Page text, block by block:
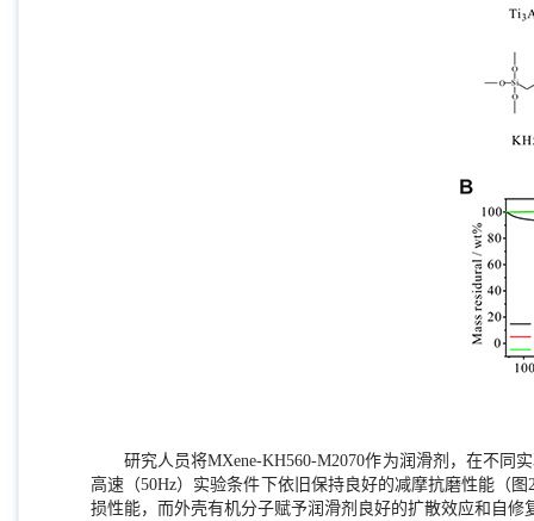
研究人员将MXene-KH560-M2070作为润滑剂，在不同
高速（50Hz）实验条件下依旧保持良好的减摩抗磨性能（图
损性能，而外壳有机分子赋予润滑剂良好的扩散效应和自修